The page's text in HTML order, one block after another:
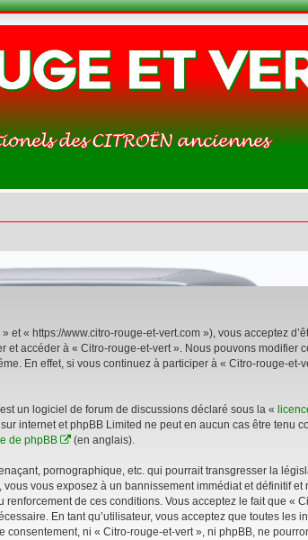
« https://www.citro-rouge-et-vert.com »), vous acceptez
accéder à « Citro-rouge-et-vert ». Nous pouvons modifier
En effet, si vous continuez à participer à « Citro-rouge-
un logiciel de forum de discussions déclaré sous la «
internet et phpBB Limited ne peut en aucun cas être tenu
de phpBB (en anglais).
pornographique, etc. qui pourrait transgresser la
vous exposez à un bannissement immédiat et définitif
de ces conditions. Vous acceptez le fait que «
En tant qu’utilisateur, vous acceptez que toutes
ni « Citro-rouge-et-vert », ni phpBB, ne